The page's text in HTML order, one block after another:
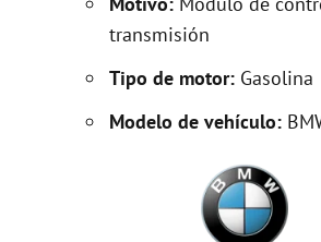
transmisión
Tipo de motor: Gasolina
Modelo de vehículo: